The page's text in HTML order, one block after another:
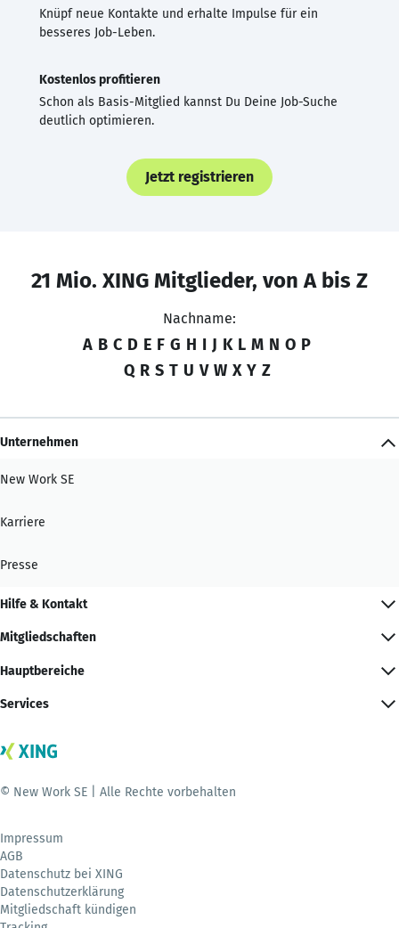
Knüpf neue Kontakte und erhalte Impulse für ein
besseres Job-Leben.
Kostenlos profitieren
Schon als Basis-Mitglied kannst Du Deine Job-Suche
deutlich optimieren.
Jetzt registrieren
21 Mio. XING Mitglieder, von A bis Z
Nachname:
A B C D E F G H I J K L M N O P
Q R S T U V W X Y Z
Unternehmen
New Work SE
Karriere
Presse
Hilfe & Kontakt
Mitgliedschaften
Hauptbereiche
Services
© New Work SE | Alle Rechte vorbehalten
Impressum
AGB
Datenschutz bei XING
Datenschutzerklärung
Mitgliedschaft kündigen